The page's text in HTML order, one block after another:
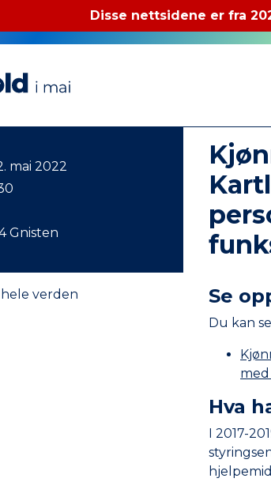
Disse nettsidene er fra
mai 2022
Gnisten
verden Se
Du kan
Hva
I 2017-